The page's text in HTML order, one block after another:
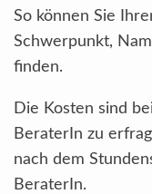
So können Sie
Schwerpunkt,
finden.
Die Kosten sind
BeraterIn zu
nach dem
BeraterIn.